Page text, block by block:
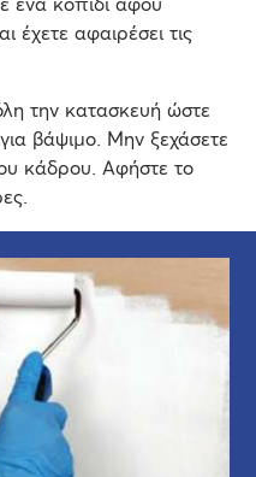
ένα κοπίδι αφού
έχετε αφαιρέσει τις
την κατασκευή ώστε
βάψιμο. Μην ξεχάσετε
κάδρου. Αφήστε το